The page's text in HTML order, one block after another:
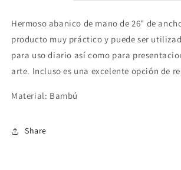
Hermoso abanico de mano de 26" de
producto muy práctico y puede ser
para uso diario así como para
arte. Incluso es una excelente opción de
Material: Bambú
Share